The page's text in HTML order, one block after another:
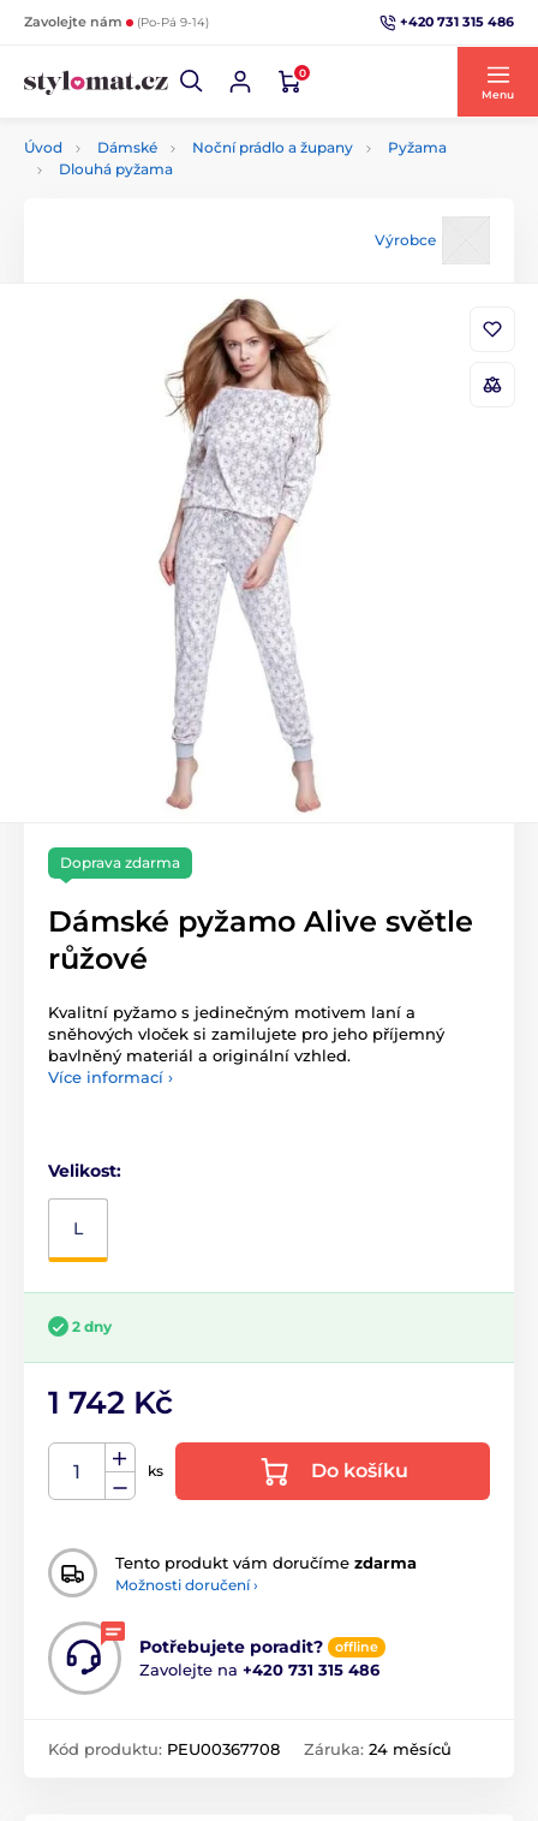
Zavolejte nám (Po-Pá 9-14) +420 731 315 486
0
Menu
Úvod Dámské Noční prádlo a župany
Pyžama
Dlouhá pyžama
Výrobce
Doprava zdarma
Dámské pyžamo Alive světle
růžové
Kvalitní pyžamo s jedinečným motivem laní a
sněhových vloček si zamilujete pro jeho příjemný
bavlněný materiál a originální vzhled.
Více informací ›
Velikost:
L
2 dny
1 742 Kč
ks Do košíku
Tento produkt vám doručíme zdarma
Možnosti doručení ›
Potřebujete poradit? offline
Zavolejte na +420 731 315 486
Kód produktu: PEU00367708 Záruka: 24 měsíců